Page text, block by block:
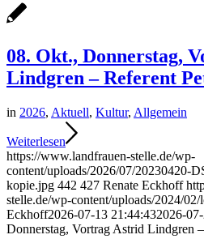
08. Okt., Donnerstag,
Lindgren – Referent
in 2026, Aktuell, Kultur, Allgemein
Weiterlesen
https://www.landfrauen-stelle.de/wp-
content/uploads/2026/07/20230420-
kopie.jpg 442 427 Renate Eckhoff
stelle.de/wp-content/uploads/2024/
Eckhoff2026-07-13 21:44:432026-
Donnerstag, Vortrag Astrid Lindgren